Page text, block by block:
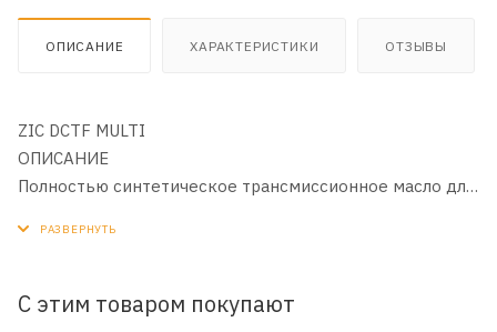
ОПИСАНИЕ ХАРАКТЕРИСТИКИ ОТЗЫВЫ
ZIC DCTF MULTI
ОПИСАНИЕ
Полностью синтетическое трансмиссионное масло для
базового масла YUBASE.
С этим товаром покупают